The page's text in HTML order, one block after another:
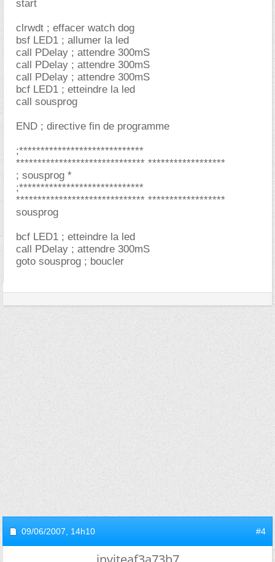
start
clrwdt ; effacer watch dog
bsf LED1 ; allumer la led
call PDelay ; attendre 300mS
call PDelay ; attendre 300mS
call PDelay ; attendre 300mS
bcf LED1 ; etteindre la led
call sousprog
END ; directive fin de programme
;*****************************
****************************** ******************
; sousprog *
;*****************************
****************************** ******************
sousprog
bcf LED1 ; etteindre la led
call PDelay ; attendre 300mS
goto sousprog ; boucler
09/06/2007, 14h10 #4